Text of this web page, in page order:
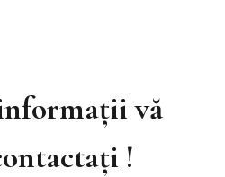
vă
!